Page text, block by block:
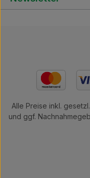
Alle Preise inkl.
und ggf.